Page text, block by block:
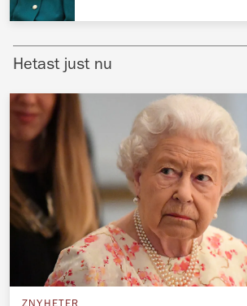
Nederländska kungahuset
Belgiska kungahuset
Jordanska kungahuset
Luxemburgska
Japanska kejsarhuset
Thailändska kungahuset
Marockanska kungahuset
Hetast just nu